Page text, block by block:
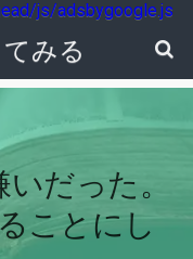
js/adsbygoogle.js
みる
だった。
ことにし